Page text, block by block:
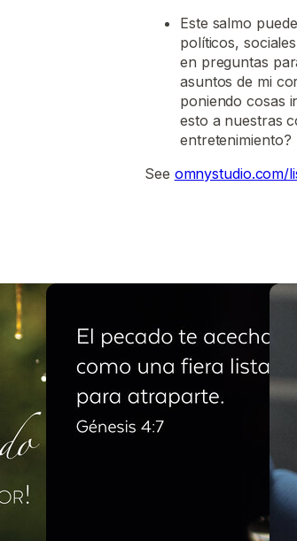
Este salmo
políticos,
en preguntas
asuntos de mi
poniendo cosas
esto a nuestras
entretenimiento?
See omnystudio.com/